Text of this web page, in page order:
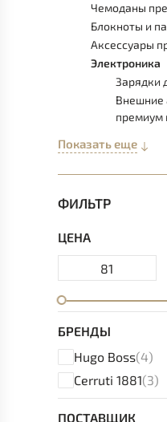
Чемоданы
Блокноты и
Аксессуары
Электроника
Зарядки
Внешние
премиум
Показать еще
ФИЛЬТР
ЦЕНА
БРЕНДЫ
Hugo Boss(4)
Cerruti 1881(3)
ПОСТАВЩИК